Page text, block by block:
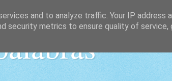
and to analyze traffic. Your IP address
security metrics to ensure quality of service,